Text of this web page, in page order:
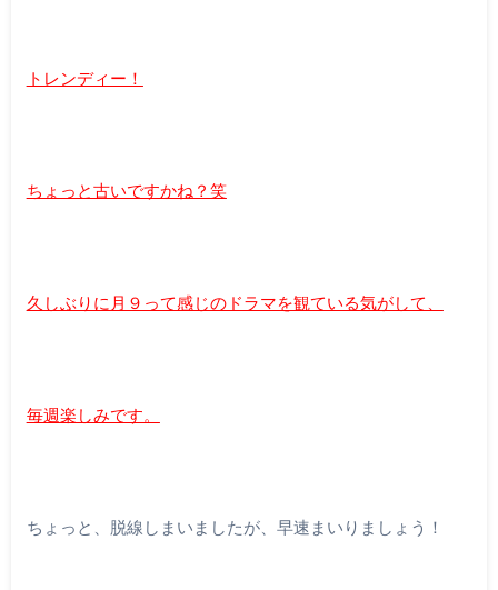
トレンディー！
ちょっと古いですかね？笑
久しぶりに月９って感じのドラマを観ている気がして、
毎週楽しみです。
ちょっと、脱線しまいましたが、早速まいりましょう！